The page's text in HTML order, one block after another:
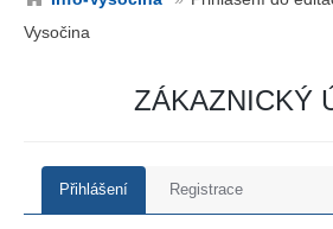
Vysočina
ZÁKAZNICKÝ
Přihlášení Registrace